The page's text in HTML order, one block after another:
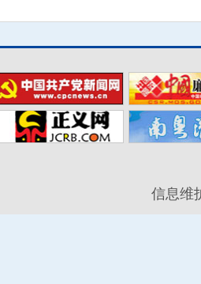
信息维